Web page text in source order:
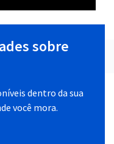
sobre
dentro da sua
você mora.